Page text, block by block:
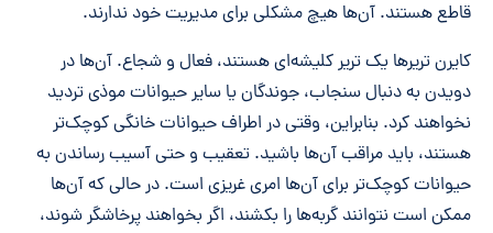
قاطع هستند. آن‌ها هیچ مشکلی برای مدیریت خود ندارند.
کایرن تریرها یک تریر کلیشه‌ای هستند، فعال و شجاع. آن‌ها در
دویدن به دنبال سنجاب، جوندگان یا سایر حیوانات موذی تردید
نخواهند کرد. بنابراین، وقتی در اطراف حیوانات خانگی کوچک‌تر
هستند، باید مراقب آن‌ها باشید. تعقیب و حتی آسیب رساندن به
حیوانات کوچک‌تر برای آن‌ها امری غریزی است. در حالی که آن‌ها
ممکن است نتوانند گربه‌ها را بکشند، اگر بخواهند پرخاشگر شوند،